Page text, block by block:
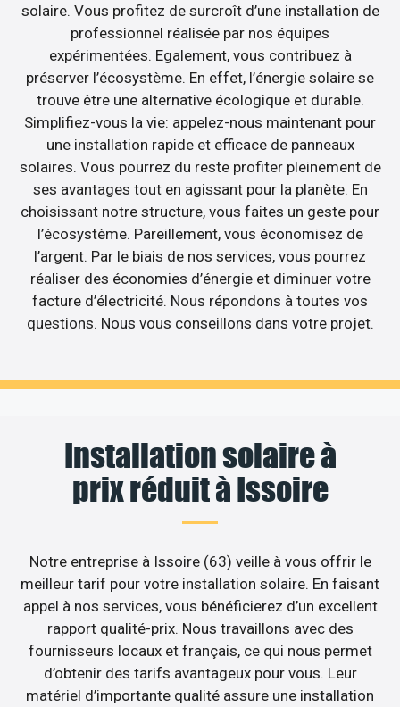
solaire. Vous profitez de surcroît d’une installation de
professionnel réalisée par nos équipes
expérimentées. Egalement, vous contribuez à
préserver l’écosystème. En effet, l’énergie solaire se
trouve être une alternative écologique et durable.
Simplifiez-vous la vie: appelez-nous maintenant pour
une installation rapide et efficace de panneaux
solaires. Vous pourrez du reste profiter pleinement de
ses avantages tout en agissant pour la planète. En
choisissant notre structure, vous faites un geste pour
l’écosystème. Pareillement, vous économisez de
l’argent. Par le biais de nos services, vous pourrez
réaliser des économies d’énergie et diminuer votre
facture d’électricité. Nous répondons à toutes vos
questions. Nous vous conseillons dans votre projet.
Installation solaire à
prix réduit à Issoire
Notre entreprise à Issoire (63) veille à vous offrir le
meilleur tarif pour votre installation solaire. En faisant
appel à nos services, vous bénéficierez d’un excellent
rapport qualité-prix. Nous travaillons avec des
fournisseurs locaux et français, ce qui nous permet
d’obtenir des tarifs avantageux pour vous. Leur
matériel d’importante qualité assure une installation